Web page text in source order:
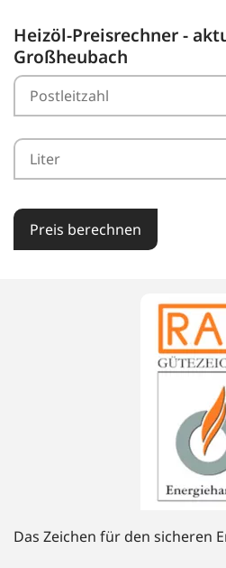
Heizöl-Preisrechner -
Großheubach
Preis berechnen
Das Zeichen für den sicheren